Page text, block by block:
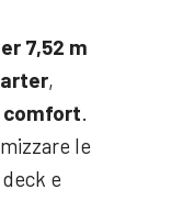
7,52 m
,
comfort.
le
e